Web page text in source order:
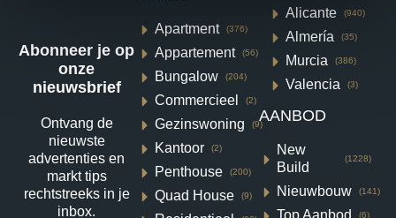
NIEUWBOUW
HALFVRIJSTAANDE VILLA IN
DAYA NUEVA
Pueblo, Daya Nueva
Abonneer je op
onze
nieuwsbrief
Ontvang de
nieuwste
advertenties en
markt tips
rechtstreeks in je
inbox.
Apartment (376)
Appartement (56)
Bungalow (204)
Commercieel (2)
Gezinswoning (9)
Kantoor (2)
Penthouse (200)
Quad House (9)
Alicante (940)
Almería (35)
Murcia (386)
Valencia (3)
AANBOD
New
Build
(1228)
Nieuwbouw (141)
Top Aanbod (6)